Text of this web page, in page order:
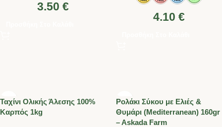
3.50 €
4.10 €
Ταχίνι Ολικής Άλεσης 100%
Καρπός 1kg
Ρολάκι Σύκου με Ελιές &
Θυμάρι (Mediterranean) 160gr
– Askada Farm